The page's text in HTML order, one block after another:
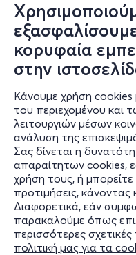
κορυφαία
στην
Κάνουμε χρήση cookies
του περιεχομένου και
λειτουργιών μέσων
ανάλυση της
Σας δίνεται η
απαραίτητων cookies,
χρήση τους, ή μπορείτε
προτιμήσεις, κάνοντας
Διαφορετικά, εάν
παρακαλούμε όπως
περισσότερες
πολιτική μας για τα